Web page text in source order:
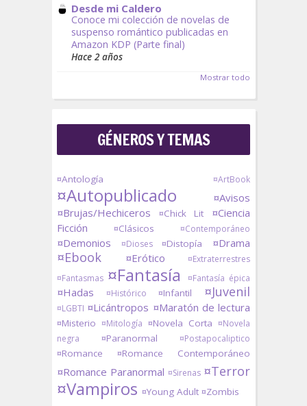
Desde mi Caldero
Conoce mi colección de novelas de
suspenso romántico publicadas en
Amazon KDP (Parte final)
Hace 2 años
Mostrar todo
GÉNEROS Y TEMAS
¤Antología ¤ArtBook
¤Autopublicado
¤Avisos
¤Brujas/Hechiceros
¤Chick Lit
¤Ciencia
Ficción
¤Clásicos ¤Contemporáneo
¤Demonios ¤Dioses ¤Distopía ¤Drama
¤Ebook ¤Erótico
¤Extraterrestres
¤Fantasmas ¤Fantasía ¤Fantasía épica
¤Hadas ¤Histórico ¤Infantil ¤Juvenil
¤LGBTI ¤Licántropos ¤Maratón de lectura
¤Misterio ¤Mitología ¤Novela Corta ¤Novela
negra
¤Paranormal ¤Postapocaliptico
¤Romance ¤Romance Contemporáneo
¤Romance Paranormal ¤Sirenas ¤Terror
¤Vampiros ¤Young Adult ¤Zombis